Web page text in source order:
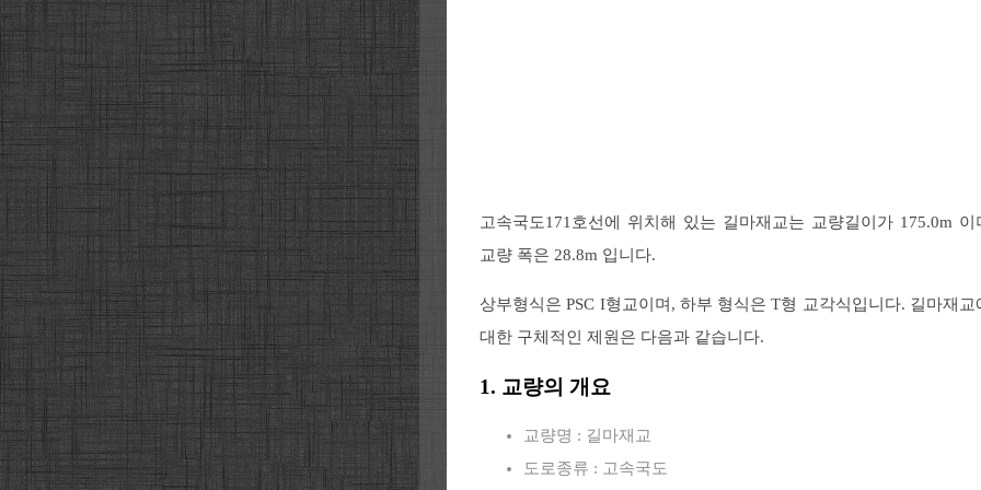
고속국도171호선에 위치해 있는 길마재교는 교량길이가 175.0m 이
교량 폭은 28.8m 입니다.
상부형식은 PSC I형교이며, 하부 형식은 T형 교각식입니다. 길마재교
대한 구체적인 제원은 다음과 같습니다.
1. 교량의 개요
교량명 : 길마재교
도로종류 : 고속국도